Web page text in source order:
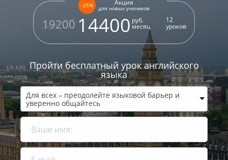
-25% Акция
для новых учеников
19200 14400 руб.
месяц
12
уроков
Пройти бесплатный уроканглийского
языка
Для всех – преодолейте языковой барьер и
уверенно общайтесь